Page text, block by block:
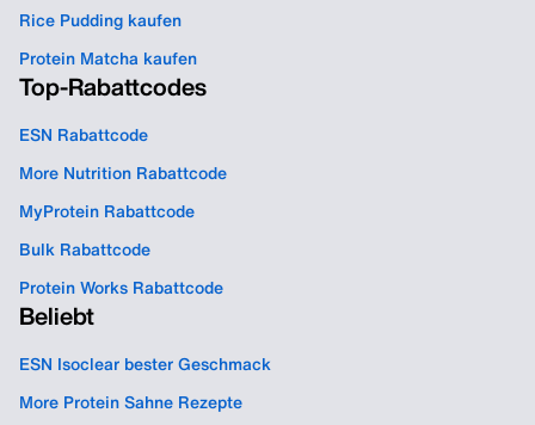
Rice Pudding kaufen
Protein Matcha kaufen
Top-Rabattcodes
ESN Rabattcode
More Nutrition Rabattcode
MyProtein Rabattcode
Bulk Rabattcode
Protein Works Rabattcode
Beliebt
ESN Isoclear bester Geschmack
More Protein Sahne Rezepte